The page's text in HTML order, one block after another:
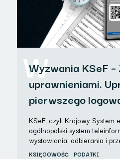
W
Wyzwania KSeF
uprawnieniami.
pierwszego
KSeF, czyli Krajowy System
ogólnopolski system
wystawiania, odbierania i
KSIĘGOWOŚĆ PODATKI